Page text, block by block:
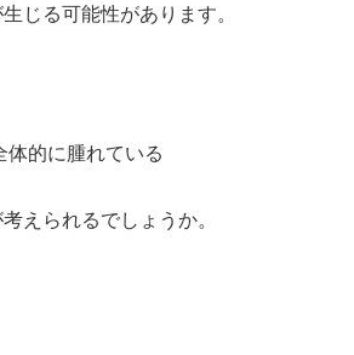
じる可能性があります。
体的に腫れている
えられるでしょうか。